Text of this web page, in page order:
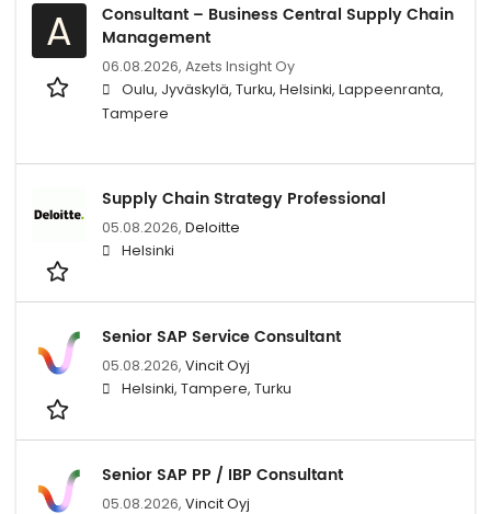
A
Consultant – Business Central Supply Chain
Management
06.08.2026, Azets Insight Oy
Oulu, Jyväskylä, Turku, Helsinki, Lappeenranta,
Tampere
Supply Chain Strategy Professional
05.08.2026, Deloitte
Helsinki
Senior SAP Service Consultant
05.08.2026, Vincit Oyj
Helsinki, Tampere, Turku
Senior SAP PP / IBP Consultant
05.08.2026, Vincit Oyj